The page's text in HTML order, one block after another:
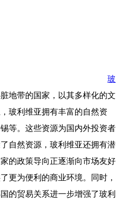
玻
地带的国家，以其多样化的文
玻利维亚拥有丰富的自然资
等。这些资源为国内外投资者
自然资源，玻利维亚还拥有潜
的政策导向正逐渐向市场友好
更为便利的商业环境。同时，
的贸易关系进一步增强了玻利